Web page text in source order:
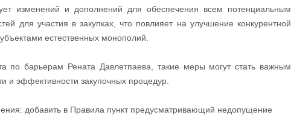
изменений и дополнений для обеспечения всем потенциальным
для участия в закупках, что повлияет на улучшение конкурентной
естественных монополий.
по барьерам Рената Давлетпаева, такие меры могут стать важным
и эффективности закупочных процедур.
добавить в Правила пункт предусматривающий недопущение